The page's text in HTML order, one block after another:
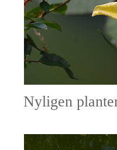
Nyligen